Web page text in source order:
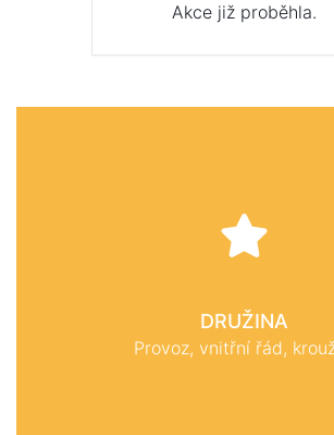
Akce již proběhla.
DRUŽINA
Provoz, vnitřní řád,